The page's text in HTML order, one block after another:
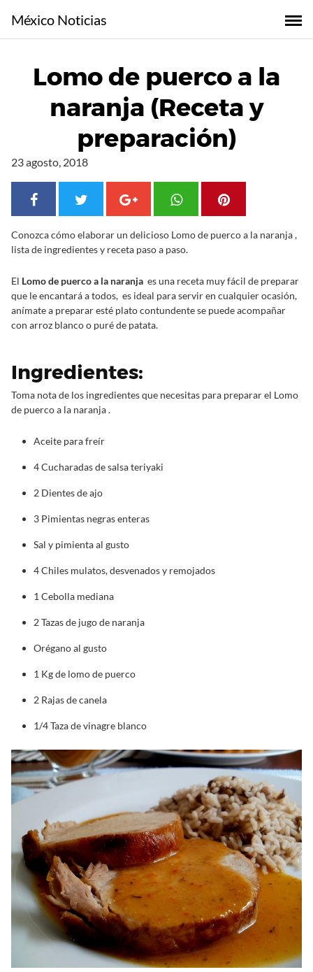
l
México Noticias
Lomo de puerco a la
naranja (Receta y
preparación)
23 agosto, 2018
Conozca cómo elaborar un delicioso Lomo de puerco a la naranja ,
lista de ingredientes y receta paso a paso.
El Lomo de puerco a la naranja es una receta muy fácil de preparar
que le encantará a todos, es ideal para servir en cualquier ocasión,
anímate a preparar esté plato contundente se puede acompañar
con arroz blanco o puré de patata.
Ingredientes:
Toma nota de los ingredientes que necesitas para preparar el Lomo
de puerco a la naranja .
Aceite para freír
4 Cucharadas de salsa teriyaki
2 Dientes de ajo
3 Pimientas negras enteras
Sal y pimienta al gusto
4 Chiles mulatos, desvenados y remojados
1 Cebolla mediana
2 Tazas de jugo de naranja
Orégano al gusto
1 Kg de lomo de puerco
2 Rajas de canela
1/4 Taza de vinagre blanco